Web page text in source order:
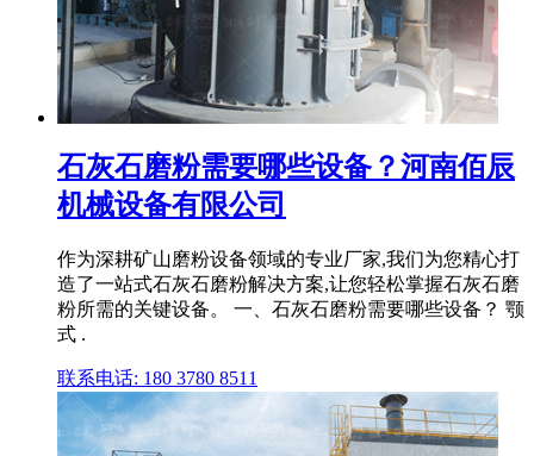
石灰石磨粉需要哪些设备？河南佰辰
机械设备有限公司
作为深耕矿山磨粉设备领域的专业厂家,我们为您精心打
造了一站式石灰石磨粉解决方案,让您轻松掌握石灰石磨
粉所需的关键设备。 一、石灰石磨粉需要哪些设备？ 颚
式 .
联系电话: 180 3780 8511